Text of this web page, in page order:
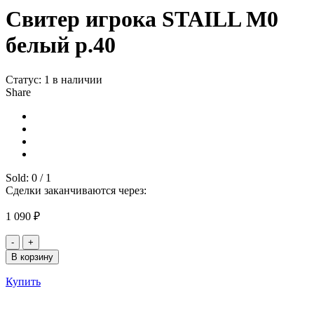
Свитер игрока STAILL М0
белый р.40
Статус: 1 в наличии
Share
Sold: 0 / 1
Сделки заканчиваются через:
1 090 ₽
Количество
товара
Свитер
игрока
STAILL
В корзину
Купить